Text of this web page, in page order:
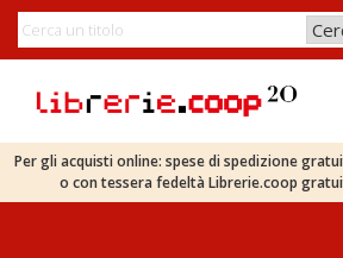
Per gli acquisti online: spese di spedizione
o con tessera fedeltà Librerie.coop